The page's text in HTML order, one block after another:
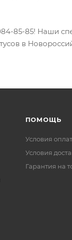
85-85! Наши
в
ПОМОЩЬ
Условия
Условия
Гарантия на